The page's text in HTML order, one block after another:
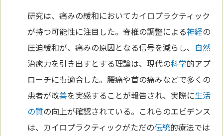
研究は、痛みの緩和においてカイロプラクティック
が持つ可能性に注目した。脊椎の調整による神経の
圧迫緩和が、痛みの原因となる信号を減らし、 自然
治癒力を引き出すとする理論は、現代の科学的アプ
ローチにも適合した。腰痛や首の痛みなどで多くの
患者が改善を実感することが報告され、実際に生活
の質の向上が確認されている。これらのエビデンス
は、カイロプラクティックがただの伝統的療法では